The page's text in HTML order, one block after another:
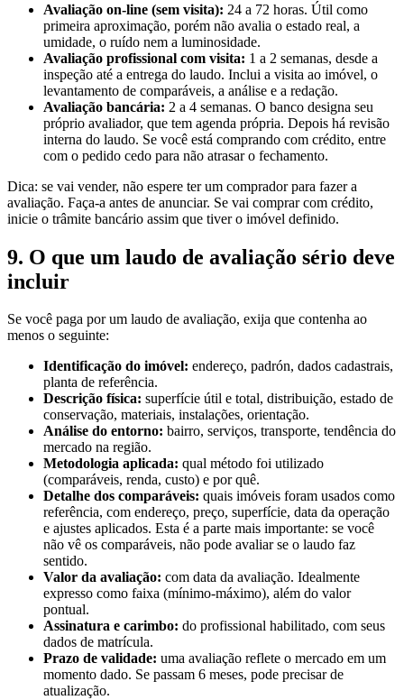
Avaliação on-line (sem visita): 24 a 72 horas. Útil como
primeira aproximação, porém não avalia o estado real, a
umidade, o ruído nem a luminosidade.
Avaliação profissional com visita: 1 a 2 semanas, desde a
inspeção até a entrega do laudo. Inclui a visita ao imóvel, o
levantamento de comparáveis, a análise e a redação.
Avaliação bancária: 2 a 4 semanas. O banco designa seu
próprio avaliador, que tem agenda própria. Depois há revisão
interna do laudo. Se você está comprando com crédito, entre
com o pedido cedo para não atrasar o fechamento.
Dica: se vai vender, não espere ter um comprador para fazer a
avaliação. Faça-a antes de anunciar. Se vai comprar com crédito,
inicie o trâmite bancário assim que tiver o imóvel definido.
9. O que um laudo de avaliação sério deve
incluir
Se você paga por um laudo de avaliação, exija que contenha ao
menos o seguinte:
Identificação do imóvel: endereço, padrón, dados cadastrais,
planta de referência.
Descrição física: superfície útil e total, distribuição, estado de
conservação, materiais, instalações, orientação.
Análise do entorno: bairro, serviços, transporte, tendência do
mercado na região.
Metodologia aplicada: qual método foi utilizado
(comparáveis, renda, custo) e por quê.
Detalhe dos comparáveis: quais imóveis foram usados como
referência, com endereço, preço, superfície, data da operação
e ajustes aplicados. Esta é a parte mais importante: se você
não vê os comparáveis, não pode avaliar se o laudo faz
sentido.
Valor da avaliação: com data da avaliação. Idealmente
expresso como faixa (mínimo-máximo), além do valor
pontual.
Assinatura e carimbo: do profissional habilitado, com seus
dados de matrícula.
Prazo de validade: uma avaliação reflete o mercado em um
momento dado. Se passam 6 meses, pode precisar de
atualização.